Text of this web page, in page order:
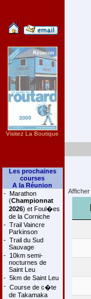
Visitez La Boutique
Les prochaines
courses
A la Réunion
- Marathon
(Championnat
2026) et Foul�es
de la Corniche
- Trail Vaincre
Parkinson
- Trail du Sud
Sauvage
- 10km semi-
nocturnes de
Saint Leu
- 5km de Saint Leu
- Course de c�te
de Takamaka
Afficher